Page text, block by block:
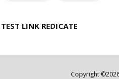
TEST LINK REDICATE
Copyright ©